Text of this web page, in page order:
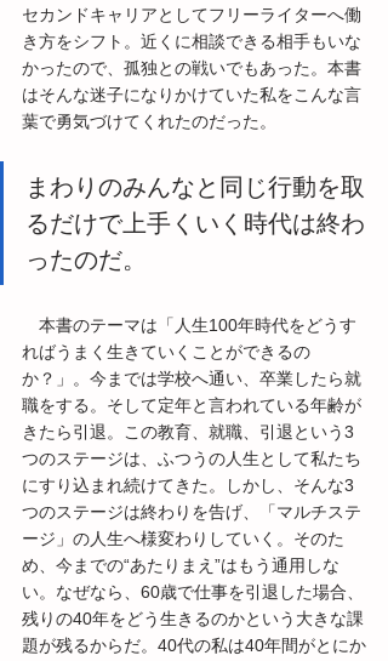
セカンドキャリアとしてフリーライターへ働
き方をシフト。近くに相談できる相手もいな
かったので、孤独との戦いでもあった。本書
はそんな迷子になりかけていた私をこんな言
葉で勇気づけてくれたのだった。
まわりのみんなと同じ行動を取
るだけで上手くいく時代は終わ
ったのだ。
本書のテーマは「人生100年時代をどうす
ればうまく生きていくことができるの
か？」。今までは学校へ通い、卒業したら就
職をする。そして定年と言われている年齢が
きたら引退。この教育、就職、引退という3
つのステージは、ふつうの人生として私たち
にすり込まれ続けてきた。しかし、そんな3
つのステージは終わりを告げ、「マルチステ
ージ」の人生へ様変わりしていく。そのた
め、今までの“あたりまえ”はもう通用しな
い。なぜなら、60歳で仕事を引退した場合、
残りの40年をどう生きるのかという大きな課
題が残るからだ。40代の私は40年間がとにか